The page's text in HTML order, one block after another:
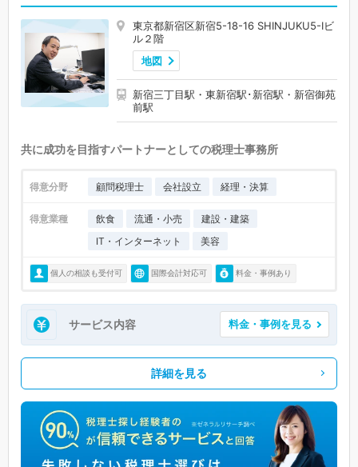
東京都新宿区新宿5-18-16 SHINJUKU5-Ⅰビ
ル２階
地図
新宿三丁目駅・東新宿駅･新宿駅・新宿御苑
前駅
共に成功を目指すパートナーとしての税理士事務所
得意分野 顧問税理士 会社設立 経理・決算
得意業種 飲食 流通・小売
建設・建築
IT・インターネット
美容
個人の相談も受付可 国際会計対応可 料金・事例あり
サービス内容 料金・事例を見る
詳細を見る